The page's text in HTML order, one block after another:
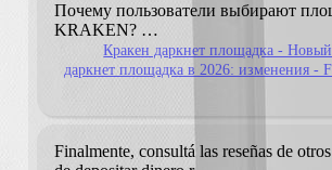
Почему пользователи выбирают
KRAKEN?…
Кракен даркнет площадка -
даркнет площадка в 2026: изменения -
Finalmente, consultá las reseñas de